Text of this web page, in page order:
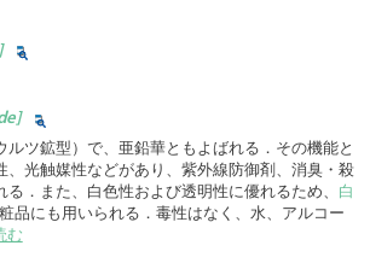
ルツ鉱型）で、亜鉛華ともよばれる．その機能と
、光触媒性などがあり、紫外線防御剤、消臭・殺
．また、白色性および透明性に優れるため、 白
品にも用いられる．毒性はなく、水、アルコー
む